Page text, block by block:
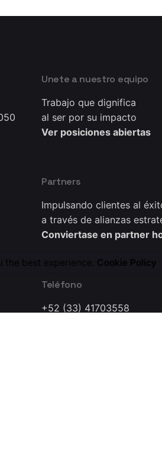
Unete a nuestro equipo
Trabajo que dignifica
al ser por su impacto
Ver posiciones abiertas
Partners
Impulsando clientes al
a través de alianzas
Conviertase en partner
Teléfono
+52 (33) 41703558
the best experience. Cookie Policy